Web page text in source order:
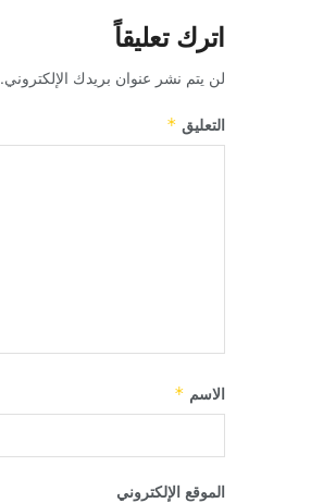
اترك تعليقاً
لن يتم نشر عنوان بريدك الإلكتروني.
التعليق *
الاسم *
الموقع الإلكتروني